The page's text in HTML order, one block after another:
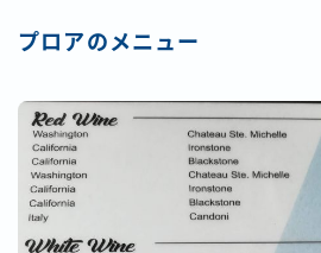
プロアのメニュー